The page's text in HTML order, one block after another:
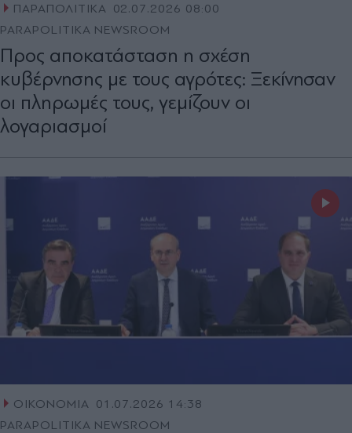
ΠΑΡΑΠΟΛΙΤΙΚΑ 02.07.2026 08:00
PARAPOLITIKA NEWSROOM
Προς αποκατάσταση η σχέση
κυβέρνησης με τους αγρότες: Ξεκίνησαν
οι πληρωμές τους, γεμίζουν οι
λογαριασμοί
ΟΙΚΟΝΟΜΙΑ 01.07.2026 14:38
PARAPOLITIKA NEWSROOM